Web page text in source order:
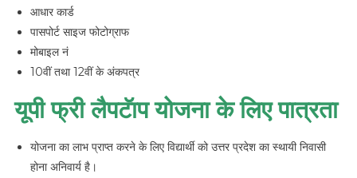
आधार कार्ड
पासपोर्ट साइज फोटोग्राफ
मोबाइल नं
10वीं तथा 12वीं के अंकपत्र
यूपी फ्री लैपटॅाप योजना के लिए पात्रता
योजना का लाभ प्राप्त करने के लिए विद्यार्थी को उत्तर प्रदेश का स्थायी निवासी
होना अनिवार्य है।